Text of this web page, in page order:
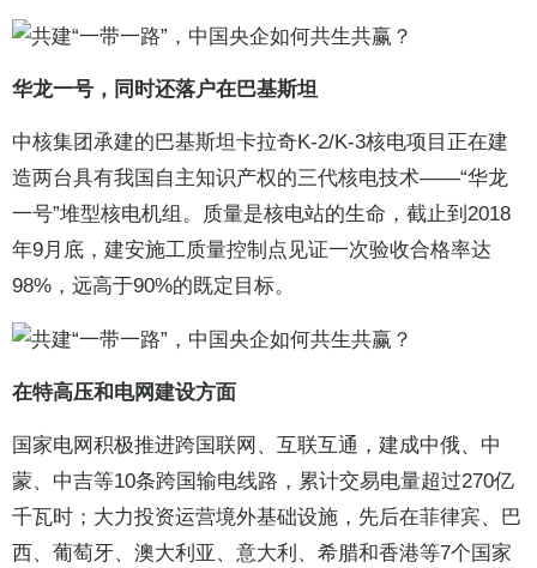
华龙一号，同时还落户在巴基斯坦
中核集团承建的巴基斯坦卡拉奇K-2/K-3核电项目正在建
造两台具有我国自主知识产权的三代核电技术——“华龙
一号”堆型核电机组。质量是核电站的生命，截止到2018
年9月底，建安施工质量控制点见证一次验收合格率达
98%，远高于90%的既定目标。
在特高压和电网建设方面
国家电网积极推进跨国联网、互联互通，建成中俄、中
蒙、中吉等10条跨国输电线路，累计交易电量超过270亿
千瓦时；大力投资运营境外基础设施，先后在菲律宾、巴
西、葡萄牙、澳大利亚、意大利、希腊和香港等7个国家